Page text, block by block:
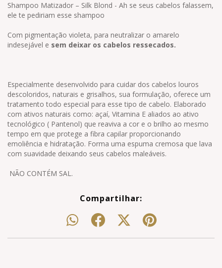
Shampoo Matizador – Silk Blond - Ah se seus cabelos falassem,
ele te pediriam esse shampoo
Com pigmentação violeta, para neutralizar o amarelo
indesejável e sem deixar os cabelos ressecados.
Especialmente desenvolvido para cuidar dos cabelos louros
descoloridos, naturais e grisalhos, sua formulação, oferece um
tratamento todo especial para esse tipo de cabelo. Elaborado
com ativos naturais como: açaí, Vitamina E aliados ao ativo
tecnológico ( Pantenol) que reaviva a cor e o brilho ao mesmo
tempo em que protege a fibra capilar proporcionando
emoliência e hidratação. Forma uma espuma cremosa que lava
com suavidade deixando seus cabelos maleáveis.
NÃO CONTÉM SAL.
Compartilhar: